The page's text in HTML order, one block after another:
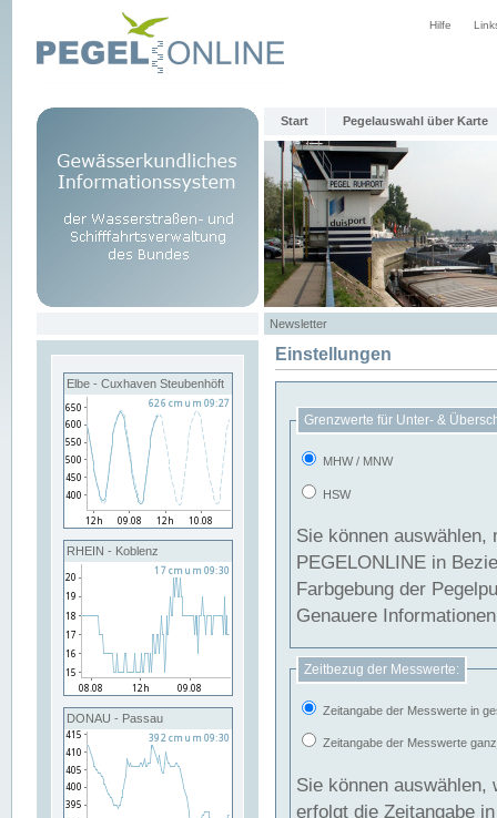
Hilfe
Start Pegelauswahl über Karte
Newsletter
Elbe - Cuxhaven Steubenhöft
RHEIN - Koblenz
DONAU - Passau
Einstellungen
Grenzwerte für Unter- &
MHW / MNW
HSW
Sie können
PEGELONLINE in Beziehung
Farbgebung der
Genauere
Zeitbezug der Messwerte:
Zeitangabe der Messwerte in
Zeitangabe der Messwerte
Sie können auswählen,
erfolgt die Zeitangabe